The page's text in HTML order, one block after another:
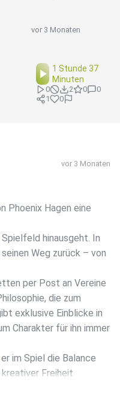
vor 3 Monaten
1 Stunde 37
Minuten
0 2 0
0
1
0
vor 3 Monaten
Phoenix Hagen eine
hinausgeht. In
Weg zurück – von
per Post an Vereine
die zum
exklusive Einblicke in
Charakter für ihn immer
im Spiel die Balance
Freiheit